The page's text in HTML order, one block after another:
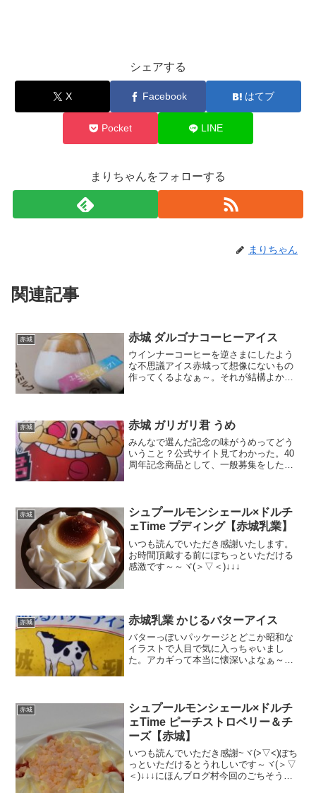
シェアする
X Facebook はてブ
Pocket LINE
まりちゃんをフォローする
まりちゃん
関連記事
赤城 赤城 ダルゴナコーヒーアイス
ウインナーコーヒーを逆さまにしたよう
な不思議アイス赤城って想像にないもの
作ってくるよなぁ～。それが結構よかっ
てかと思いきや、意外と複...
赤城 赤城 ガリガリ君 うめ
みんなで選んだ記念の味がうめってどう
いうこと？公式サイト見てわかった。40
周年記念商品として、一般募集をした結
約束のカロリー糖質氷菓...
赤城
シュプールモンシェール×ドルチ
ェTime プディング【赤城乳業】
いつも読んでいただき感謝いたします。
お時間頂戴する前にぽちっといただける
感激です～～ヾ(＞▽＜)↓↓↓
赤城 赤城乳業 かじるバターアイス
バターっぽいパッケージとどこか昭和な
イラストで人目で気に入っちゃいまし
た。アカギって本当に懐深いよなぁ～。
意外。糖質少なし。カロリー...
赤城
シュプールモンシェール×ドルチ
ェTime ピーチストロベリー＆チ
ーズ【赤城】
いつも読んでいただき感謝~ヾ(>▽<)ぽち
っといただけるとうれしいです～ヾ(＞▽
＜)↓↓↓にほんブログ村今回のごちそうは